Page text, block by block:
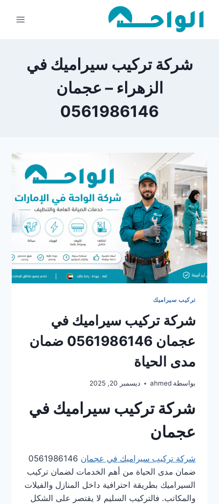
شركة تركيب سيراميك في
الزهراء – عجمان
0561986146
تركيب سيراميك
شركة تركيب سيراميك في
عجمان 0561986146 ضمان
مدى الحياة
بواسطة ahmed ديسمبر 20, 2025
شركة تركيب سيراميك في
عجمان
شركة تركيب سيراميك في عجمان 0561986146
ضمان مدى الحياة من أهم الخدمات لضمان تركيب
السيراميك بطريقة احترافية داخل المنازل والفيلات
والمكاتب. فالتركيب السليم لا يقتصر على الشكل